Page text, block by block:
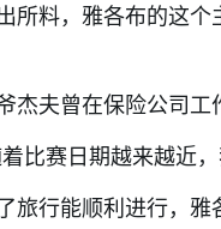
所料，雅各布的这个
杰夫曾在保险公司工
着比赛日期越来越近
旅行能顺利进行，